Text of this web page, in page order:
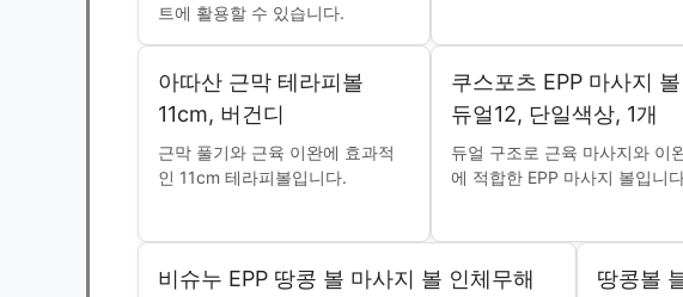
트에 활용할 수 있습니다.
아따산 근막 테라피볼
11cm, 버건디
근막 풀기와 근육 이완에 효과적
인 11cm 테라피볼입니다.
쿠스포츠 EPP 마사지 볼
듀얼12, 단일색상, 1개
듀얼 구조로 근육 마사지와 이
에 적합한 EPP 마사지 볼입니
비슈누 EPP 땅콩 볼 마사지 볼 인체무해
땅콩볼